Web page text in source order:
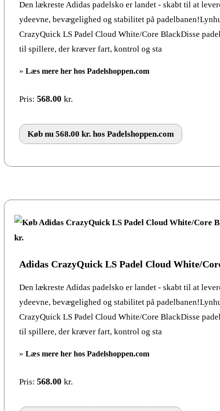
Den lækreste Adidas padelsko er landet - skabt til at
ydeevne, bevægelighed og stabilitet på
CrazyQuick LS Padel Cloud White/Core BlackDisse
til spillere, der kræver fart, kontrol og sta
» Læs mere her hos Padelshoppen.com
Pris: 568.00 kr.
Køb nu 568.00 kr. hos Padelshoppen.com
Adidas CrazyQuick LS Padel Cloud White/
Den lækreste Adidas padelsko er landet - skabt til at
ydeevne, bevægelighed og stabilitet på
CrazyQuick LS Padel Cloud White/Core BlackDisse
til spillere, der kræver fart, kontrol og sta
» Læs mere her hos Padelshoppen.com
Pris: 568.00 kr.